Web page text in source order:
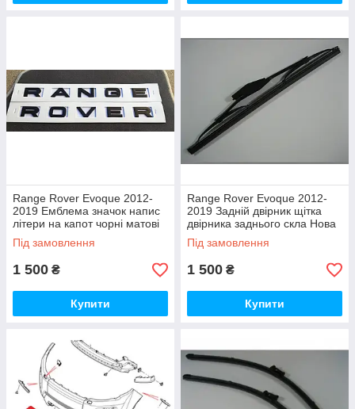
Range Rover Evoque 2012-
2019 Емблема значок напис
літери на капот чорні матові
Нові
Під замовлення
1 500 ₴
Купити
Range Rover Evoque 2012-
2019 Задній двірник щітка
двірника заднього скла Нова
Оригінал
Під замовлення
1 500 ₴
Купити